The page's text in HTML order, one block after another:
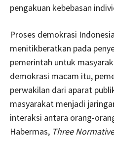
pengakuan kebebasan
Proses demokrasi
menitikberatkan pada
pemerintah untuk
demokrasi macam itu,
perwakilan dari aparat
masyarakat menjadi
interaksi antara orang-
Habermas, Three